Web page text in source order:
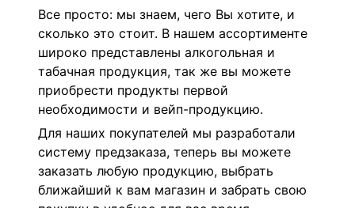
Все просто: мы знаем, чего Вы хотите, и
сколько это стоит. В нашем ассортименте
широко представлены алкогольная и
табачная продукция, так же вы можете
приобрести продукты первой
необходимости и вейп-продукцию.
Для наших покупателей мы разработали
систему предзаказа, теперь вы можете
заказать любую продукцию, выбрать
ближайший к вам магазин и забрать свою